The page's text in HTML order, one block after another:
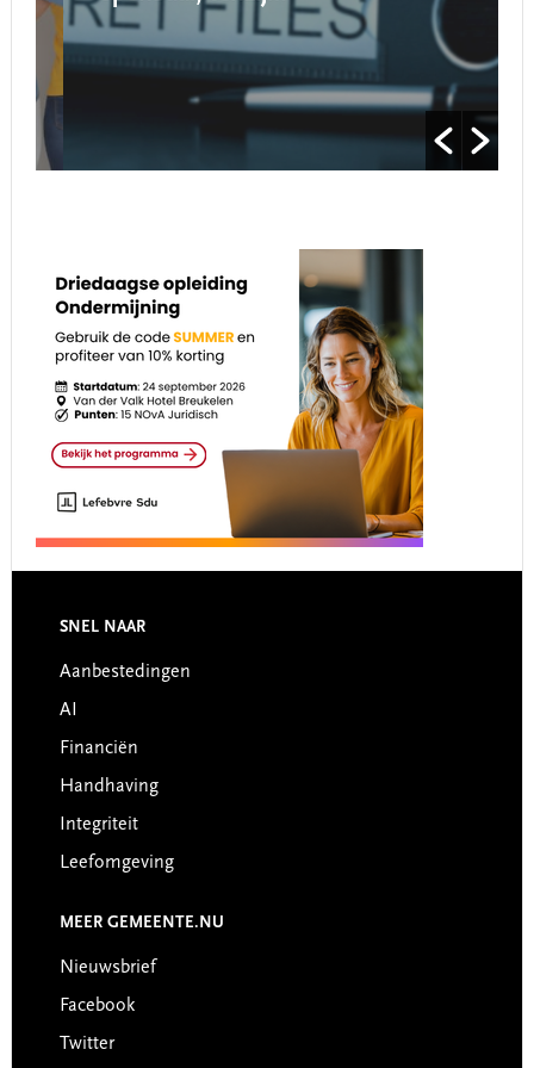
Footer
SNEL NAAR
Aanbestedingen
AI
Financiën
Handhaving
Integriteit
Leefomgeving
MEER GEMEENTE.NU
Nieuwsbrief
Facebook
Twitter